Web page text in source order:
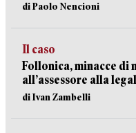
di Paolo Nencioni
Il caso
Follonica, minacce di
all’assessore alla
di Ivan Zambelli